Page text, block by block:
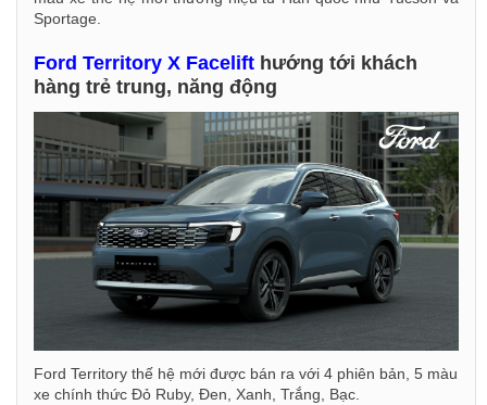
Sportage.
Ford Territory X Facelift hướng tới khách
hàng trẻ trung, năng động
Ford Territory thế hệ mới được bán ra với 4 phiên bản, 5 màu
xe chính thức Đỏ Ruby, Đen, Xanh, Trắng, Bạc.